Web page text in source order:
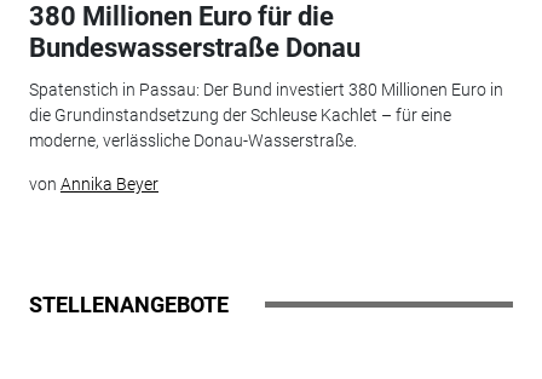
380 Millionen Euro für die
Bundeswasserstraße Donau
Spatenstich in Passau: Der Bund investiert 380 Millionen Euro in
die Grundinstandsetzung der Schleuse Kachlet – für eine
moderne, verlässliche Donau-Wasserstraße.
von Annika Beyer
STELLENANGEBOTE